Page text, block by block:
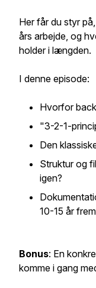
Her får du styr
års arbejde, og
holder i længden.
I denne episode:
Hvorfor
"3-2-1-
Den
Struktur og
igen?
10-15 år frem
Bonus: En
komme i gang